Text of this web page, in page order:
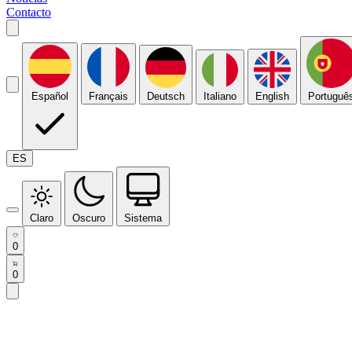
Contacto
Español Français Deutsch Italiano English
ES
Claro Oscuro Sistema
0
0